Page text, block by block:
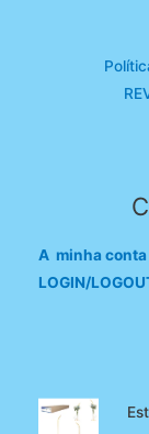
A minha conta
LOGIN/